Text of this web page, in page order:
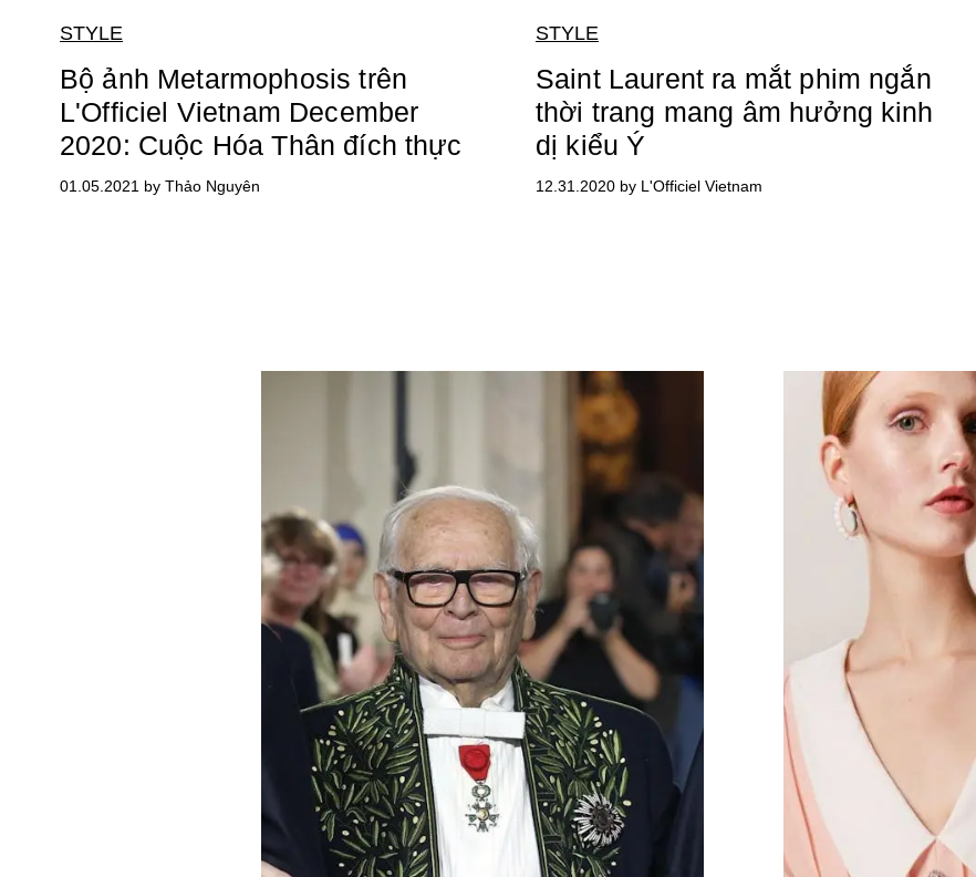
STYLE
Bộ ảnh Metarmophosis trên
L'Officiel Vietnam December
2020: Cuộc Hóa Thân đích thực
01.05.2021 by Thảo Nguyên
STYLE
Saint Laurent ra mắt phim ngắn
thời trang mang âm hưởng kinh
dị kiểu Ý
12.31.2020 by L'Officiel Vietnam